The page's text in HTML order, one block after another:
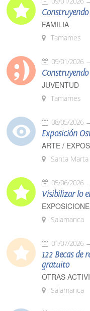
FAMILIA
Tamames
09/01/2026
JUVENTUD
Tamames
08/05/2026
Exposición
ARTE /
Santa
05/06/2026
Visibilizar lo
Salamanca
01/07/2026
122 Becas de
gratuito
OTRAS
Salamanca